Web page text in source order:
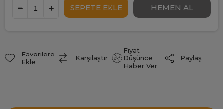
Favorilere
Ekle
Karşılaştır
Fiyat
Düşünce
Haber Ver
Paylaş